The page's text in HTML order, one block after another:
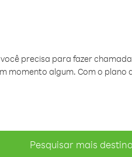
precisa para fazer
momento algum. Com o
Pesquisar mais